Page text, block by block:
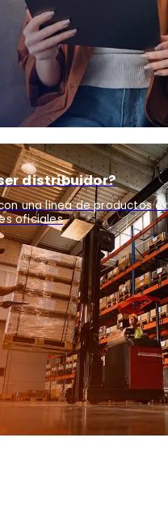
distribuidor?
una linea de productos
oficiales